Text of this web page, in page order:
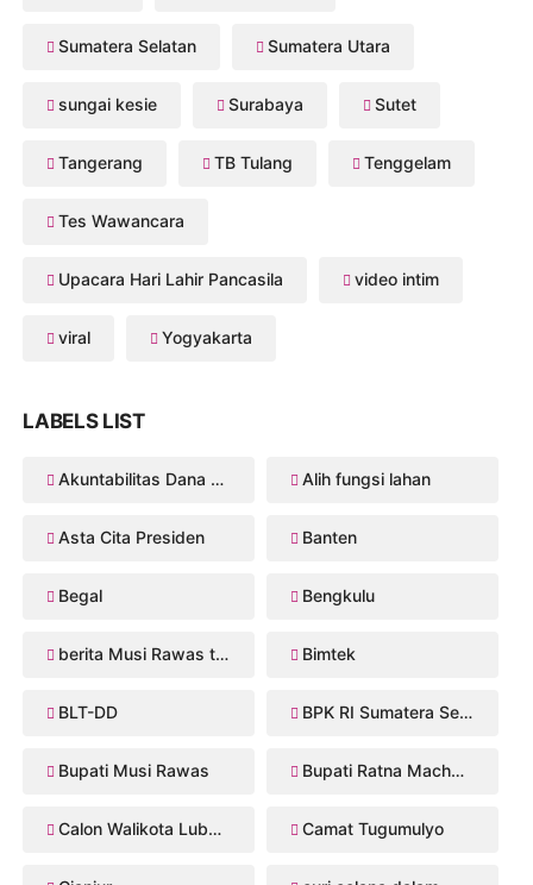
Sumatera Selatan Sumatera Utara
sungai kesie Surabaya Sutet
Tangerang TB Tulang Tenggelam
Tes Wawancara
Upacara Hari Lahir Pancasila video intim
viral Yogyakarta
LABELS LIST
Akuntabilitas Dana Desa Alih fungsi lahan
Asta Cita Presiden Banten
Begal Bengkulu
berita Musi Rawas terbaru Bimtek
BLT-DD BPK RI Sumatera Selatan
Bupati Musi Rawas Bupati Ratna Machmud
Calon Walikota Lubuklinggau Camat Tugumulyo